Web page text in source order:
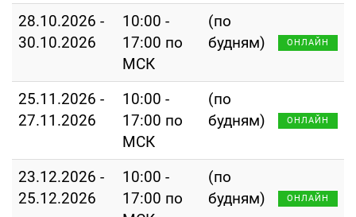
28.10.2026 -
30.10.2026
10:00 -
17:00 по
МСК
(по
будням)
ОНЛАЙН
25.11.2026 -
27.11.2026
10:00 -
17:00 по
МСК
(по
будням)
ОНЛАЙН
23.12.2026 -
25.12.2026
10:00 -
17:00 по
(по
будням)
ОНЛАЙН